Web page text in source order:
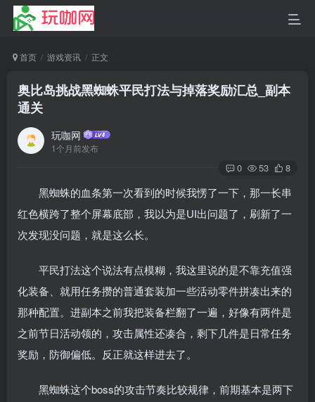
首页 游戏资讯 正文
奥比岛挑战黑蜘蛛平民打法与掉落奖励汇总_副本
通关
玩咖网
1个月前发布
0 53 8
黑蜘蛛的血条第一次看到的时候我愣了一下，那一长串
红色横跨了整个屏幕底部，我以为是UI出问题了，刷新了一
次发现没问题，就是这么长。
平民打法这个说法有点模糊，我这里说的是不靠充值强
化装备、就用任务攒的普通套装加一些活动零件拼凑出来的
那种配置。进副本之前我把装备栏翻了一遍，好像有两件是
之前节日活动领的，攻击属性还凑合，剩下几件是日常任务
奖励，防御偏低。反正就这样进去了。
黑蜘蛛这个boss的攻击节奏比较规律，前期基本是两下